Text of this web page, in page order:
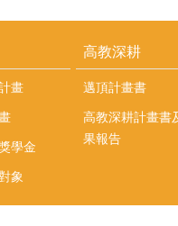
畫
學金
象
高教深耕
邁頂計畫書
高教深耕計畫書
果報告